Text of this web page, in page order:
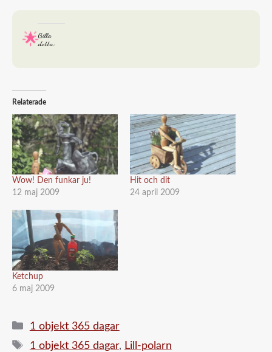
Gilla
detta:
Relaterade
Wow! Den funkar ju!
12 maj 2009
Hit och dit
24 april 2009
Ketchup
6 maj 2009
Kategorier
1 objekt 365 dagar
Etiketter
1 objekt 365 dagar, Lill-polarn